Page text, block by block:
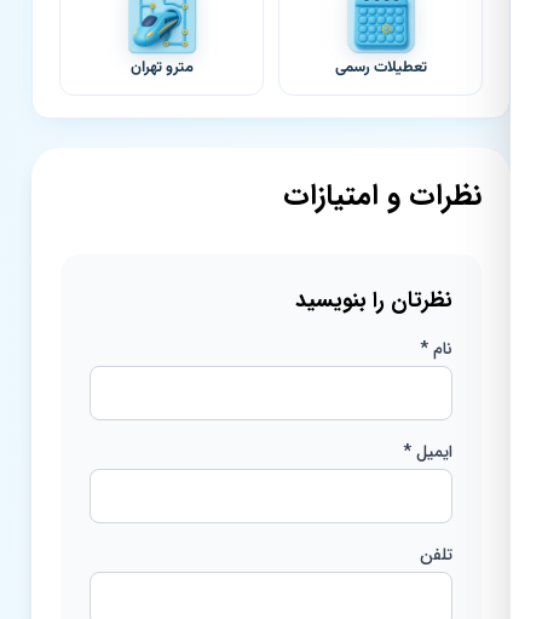
تعطیلات رسمی مترو تهران
نظرات و امتیازات
نظرتان را بنویسید
ایمیل *
تلفن